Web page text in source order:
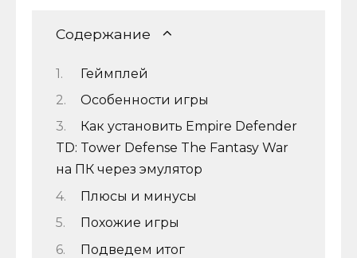
Содержание
Геймплей
Особенности игры
Как установить Empire Defender
TD: Tower Defense The Fantasy War
на ПК через эмулятор
Плюсы и минусы
Похожие игры
Подведем итог